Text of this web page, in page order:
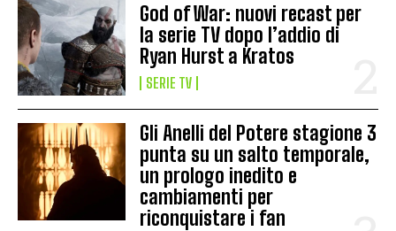
God of War: nuovi recast per
la serie TV dopo l’addio di
Ryan Hurst a Kratos
SERIE TV
Gli Anelli del Potere stagione 3
punta su un salto temporale,
un prologo inedito e
cambiamenti per
riconquistare i fan